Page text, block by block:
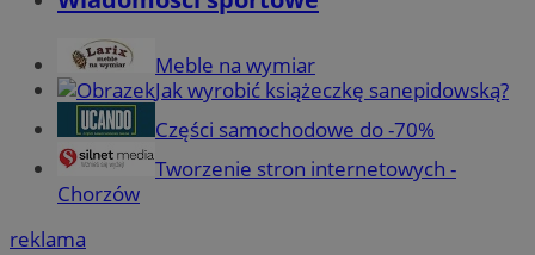
Meble na wymiar
Jak wyrobić książeczkę sanepidowską?
Części samochodowe do -70%
Tworzenie stron internetowych -
Chorzów
reklama